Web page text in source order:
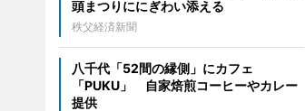
頭まつりににぎわい添える
秩父経済新聞
八千代「52間の縁側」にカフェ
「PUKU」 自家焙煎コーヒーやカレー
提供